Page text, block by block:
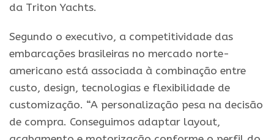
da Triton Yachts.
Segundo o executivo, a competitividade das
embarcações brasileiras no mercado norte-
americano está associada à combinação entre
custo, design, tecnologias e flexibilidade de
customização. “A personalização pesa na decisão
de compra. Conseguimos adaptar layout,